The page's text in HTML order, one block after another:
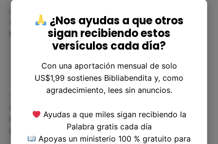
¿Cómo podemos aplicar la enseñanza de este
versículo de la Biblia a nuestra vida diaria? Aquí
hay algunas formas prácticas:
- Busca tiempo para la oración y la meditación
las decisiones importantes que debas tomar, y
busca la dirección de Dios a través de la oración.
¿Nos ayudas a que otros
sigan recibiendo estos
versículos cada día?
Con una aportación mensual de solo
US$1,99 sostienes Bibliabendita y, como
agradecimiento, lees sin anuncios.
Ayudas a que miles sigan recibiendo la
Palabra gratis cada día
Apoyas un ministerio 100 % gratuito para